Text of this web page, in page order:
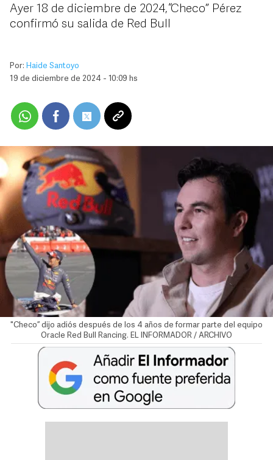
Ayer 18 de diciembre de 2024, “Checo” Pérez
confirmó su salida de Red Bull
Por: Haide Santoyo
19 de diciembre de 2024 - 10:09 hs
"Checo” dijo adiós después de los 4 años de formar parte del equipo
Oracle Red Bull Rancing. EL INFORMADOR / ARCHIVO